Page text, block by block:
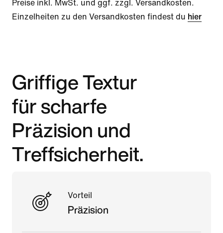
Preise inkl. MwSt. und ggf. zzgl. Versandkosten.
Einzelheiten zu den Versandkosten findest du hier
Griffige Textur
für scharfe
Präzision und
Treffsicherheit.
Vorteil
Präzision